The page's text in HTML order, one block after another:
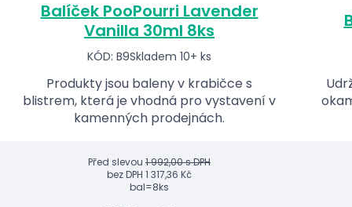
Balíček PooPourri Lavender
Vanilla 30ml 8ks
KÓD: B9Skladem 10+ ks
Produkty jsou baleny v krabičce s
blistrem, která je vhodná pro vystavení v
kamenných prodejnách.
Před slevou 1 992,00 s DPH
bez DPH 1 317,36 Kč
bal=8ks